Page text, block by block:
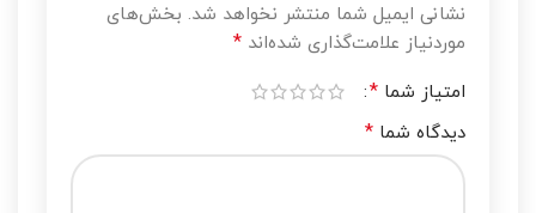
نشانی ایمیل شما منتشر نخواهد شد. بخش‌های
موردنیاز علامت‌گذاری شده‌اند *
امتیاز شما *
دیدگاه شما *